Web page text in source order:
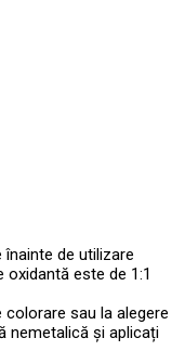
înainte de utilizare
oxidantă este de 1:1
colorare sau la alegere
nemetalică și aplicați